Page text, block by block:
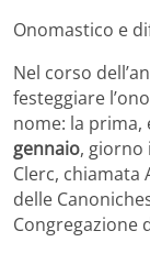
Onomastico e
Nel corso
festeggiare
nome: la prima,
gennaio, giorno
Clerc, chiamata
delle
Congregazione